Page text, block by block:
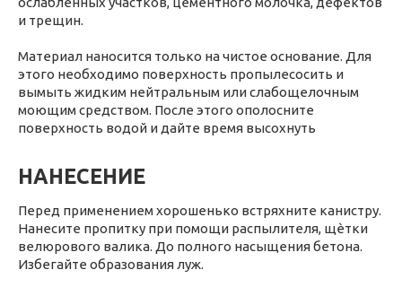
и трещин.
Материал наносится только на чистое основание. Для
этого необходимо поверхность пропылесосить и
вымыть жидким нейтральным или слабощелочным
моющим средством. После этого ополосните
поверхность водой и дайте время высохнуть
НАНЕСЕНИЕ
Перед применением хорошенько встряхните канистру.
Нанесите пропитку при помощи распылителя, щѐтки
велюрового валика. До полного насыщения бетона.
Избегайте образования луж.